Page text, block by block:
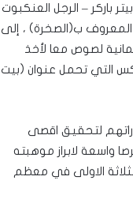
باركر – الرجل العنكبوت
المعروف ب(الصخرة) ، إلى
لصوص معا لأخذ
التي تحمل عنوان (بيت
لتحقيق اقصى
واسعة لابراز موهبته
الاولى في معظم